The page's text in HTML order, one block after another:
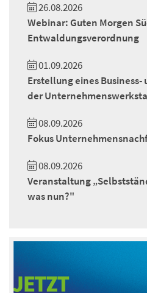
26.08.2026
Webinar: Guten Morgen
Entwaldungsverordnung
01.09.2026
Erstellung eines
der
08.09.2026
Fokus
08.09.2026
Veranstaltung
was nun?"